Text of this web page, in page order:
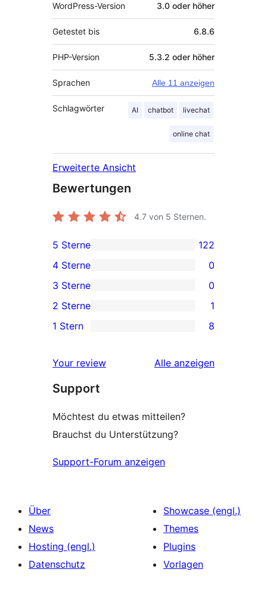
WordPress-Version 3.0 oder höher
Getestet bis 6.8.6
PHP-Version 5.3.2 oder höher
Sprachen Alle 11 anzeigen
Schlagwörter AI chatbot livechat
online chat
Erweiterte Ansicht
Bewertungen
4.7 von 5 Sternen.
122 5-
Sterne-
Rezensionen
5 Sterne 122
0 4-
Sterne-
Rezensionen
4 Sterne 0
0 3-
Sterne-
Rezensionen
3 Sterne 0
1 2-
Sterne-
2 Sterne 1
8 1-
Rezensionen
1 Stern 8
Your review Alle Rezensionen
anzeigen
Support
Möchtest du etwas mitteilen?
Brauchst du Unterstützung?
Support-Forum anzeigen
Über
News
Hosting (engl.)
Datenschutz
Showcase (engl.)
Themes
Plugins
Vorlagen